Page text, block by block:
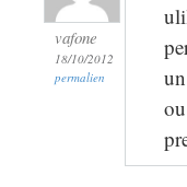
vafone
18/10/2012
permalien